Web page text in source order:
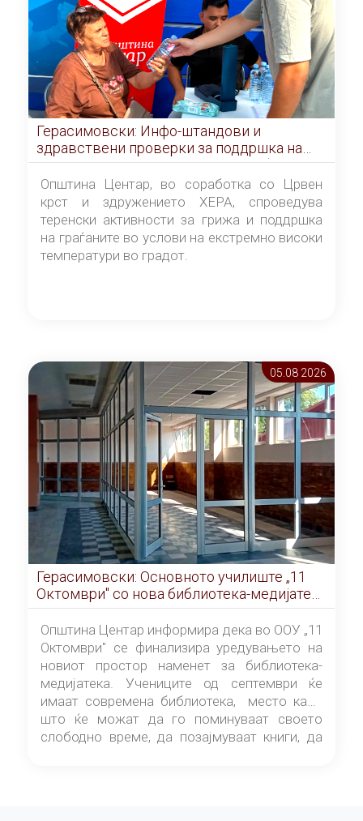
Герасимовски: Инфо-штандови и
здравствени проверки за поддршка на
граѓаните во услови на топлотен бран
Општина Центар, во соработка со Црвен
крст и здружението ХЕРА, спроведува
теренски активности за грижа и поддршка
на граѓаните во услови на екстремно високи
температури во градот.
05.08 2026
Герасимовски: Основното училиште „11
Октомври" со нова библиотека-медијатека
од септември
Општина Центар информира дека во ООУ „11
Октомври" се финализира уредувањето на
новиот простор наменет за библиотека-
медијатека. Учениците од септември ќе
имаат современа библиотека, место каде
што ќе можат да го поминуваат своето
слободно време, да позајмуваат книги, да